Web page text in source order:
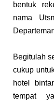
bentuk
nama
Begitulah
cukup
hotel
tempat